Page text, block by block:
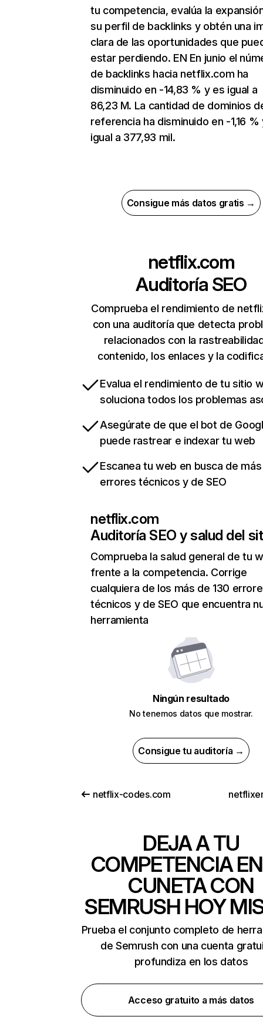
tu competencia, evalúa la
su perfil de backlinks y obtén una
clara de las oportunidades que
estar perdiendo. EN En junio el
de backlinks hacia netflix.com ha
disminuido en -14,83 % y es igual a
86,23 M. La cantidad de dominios
referencia ha disminuido en -1,16 %
igual a 377,93 mil.
Consigue más datos gratis →
netflix.com
Auditoría SEO
Comprueba el rendimiento de
con una auditoría que detecta
relacionados con la
contenido, los enlaces y la
Evalua el rendimiento de tu sitio
soluciona todos los problemas
Asegúrate de que el bot de
puede rastrear e indexar tu web
Escanea tu web en busca de
errores técnicos y de SEO
netflix.com
Auditoría SEO y salud del
Comprueba la salud general de tu
frente a la competencia. Corrige
cualquiera de los más de 130
técnicos y de SEO que encuentra
herramienta
Ningún resultado
No tenemos datos que mostrar.
Consigue tu auditoría →
netflix-codes.com
DEJA A TU
COMPETENCIA
CUNETA CON
SEMRUSH HOY
Prueba el conjunto completo de
de Semrush con una cuenta
profundiza en los datos
Acceso gratuito a más datos